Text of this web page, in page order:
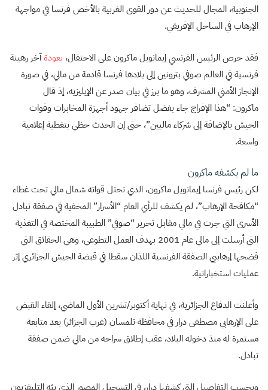
الجنوبية، المجال للحديث عن دور القوى الغربية بالأخص فرنسا في مواجهة
الإرهاب في الساحل الإفريقي.
فقد حرص الرئيس الفرنسي إيمانويل ماكرون على الاحتفال، بعودةآخر رهينة
فرنسية في العالم صوفي بترونين إلى بلادها فرنسا قادمة من مالي، في صورة
الإنجاز الأمني المشرف، وهو ما برز في بيان صدر عن الإيليزيه، إذ قال
ماكرون: “هذا الإفراج جاء بفضل تضافر جهود أجهزة المخابرات وقوات
الجيش بالإضافة إلى شركاء ماليين”، حتى إن الحدث حظي بتغطية إعلامية
واسعة.
ما لم يكشفه ماكرون
لكن رئيس فرنسا إيمانويل ماكرون، الذي تحتل قواته شمال مالي تحت غطاء
“مكافحة الإرهاب”، لم يكشف للرأي العام “الأسرار” المخفية في صفقة تبادل
الأسرى التي جرت في مالي مقابل تحرير “صوفي” الطبيبة المختصة في التغذية
التي أرسلت إلى مالي عام 2001 بهدف العمل التطوعي، وهي الحقائق التي
فضحها إرهابيي الصفقة الفرنسية اللذان سقطا في قبضة الجيش الجزائري إثر
عمليات استخباراتية.
وأعلنت الدفاع الجزائرية، في نهاية أكتوبر/تشرين الأول الماضي، إلقاء القبض
على الإرهابي مصطفى درار في محافظة تلمسان (غرب الجزائر) بعد متابعة
مستمرة له منذ دخوله البلاد، عقب إطلاق سراحه من مالي ضمن صفقة
تبادل.
وبحسب التفاصيل التي كشفها درار، في التسجيل المصور الذي بثه التليفزيون